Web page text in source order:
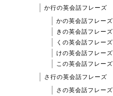
か行の英会話フレーズ
かの英会話フレーズ
きの英会話フレーズ
くの英会話フレーズ
けの英会話フレーズ
この英会話フレーズ
さ行の英会話フレーズ
さの英会話フレーズ